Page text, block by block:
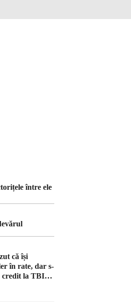
între ele
că își
în rate, dar s-
credit la TBI